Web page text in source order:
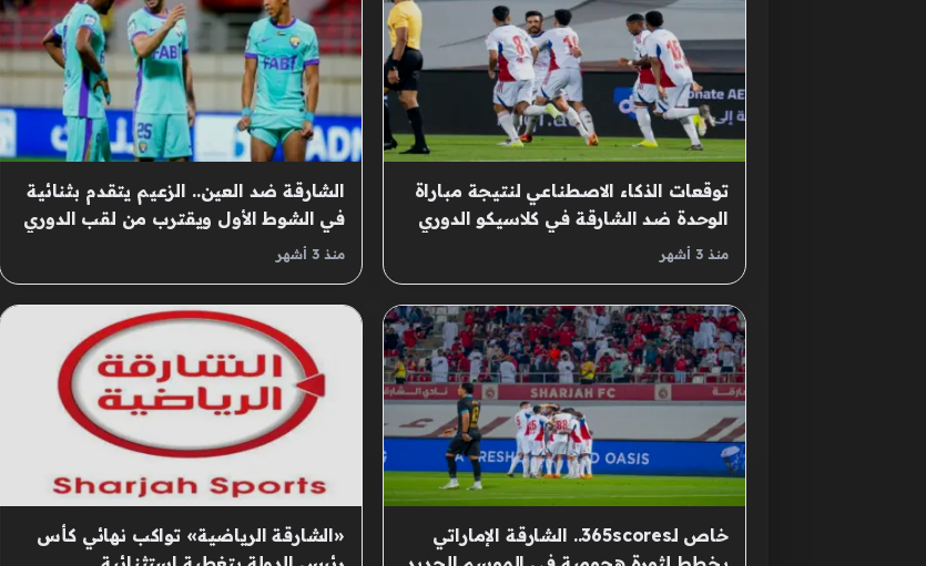
توقعات الذكاء الاصطناعي لنتيجة مباراة
الوحدة ضد الشارقة في كلاسيكو الدوري
الإماراتيمنذ 3 أشهر
الشارقة ضد العين.. الزعيم يتقدم بثنائية
في الشوط الأول ويقترب من لقب الدوري
منذ 3 أشهر
خاص لـ365scores.. الشارقة الإماراتي
«الشارقة الرياضية» تواكب نهائي كأس